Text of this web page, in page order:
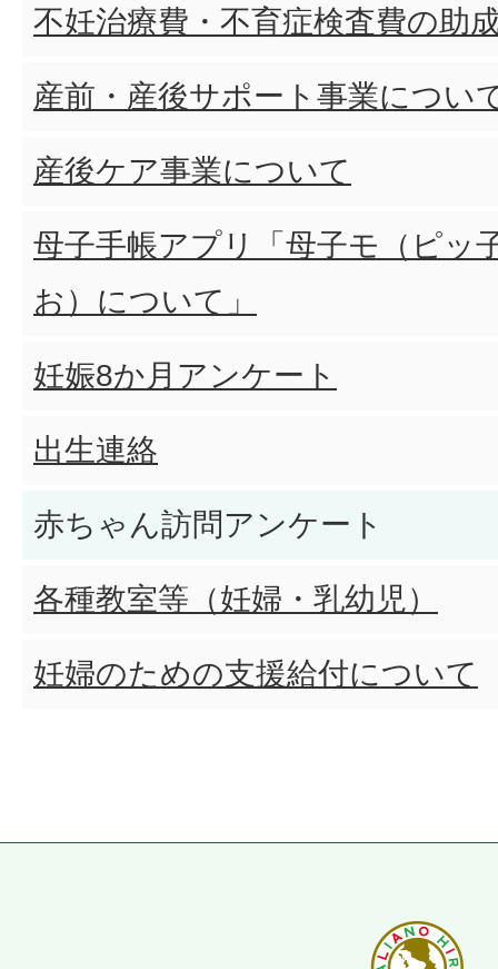
不妊治療費・不育症検査費の助
産前・産後サポート事業につい
産後ケア事業について
母子手帳アプリ「母子モ（ピッ
お）について」
妊娠8か月アンケート
出生連絡
赤ちゃん訪問アンケート
各種教室等（妊婦・乳幼児）
妊婦のための支援給付について